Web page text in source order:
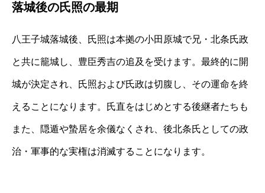
落城後の氏照の最期
八王子城落城後、氏照は本拠の小田原城で兄・北条氏政
と共に籠城し、豊臣秀吉の追及を受けます。最終的に開
城が決定され、氏照および氏政は切腹し、その運命を終
えることになります。氏直をはじめとする後継者たちも
また、隠遁や蟄居を余儀なくされ、後北条氏としての政
治・軍事的な実権は消滅することになります。